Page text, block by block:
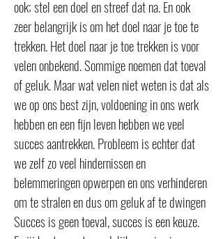
ook; stel een doel en streef dat na. En ook
zeer belangrijk is om het doel naar je toe te
trekken. Het doel naar je toe trekken is voor
velen onbekend. Sommige noemen dat toeval
of geluk. Maar wat velen niet weten is dat als
we op ons best zijn, voldoening in ons werk
hebben en een fijn leven hebben we veel
succes aantrekken. Probleem is echter dat
we zelf zo veel hindernissen en
belemmeringen opwerpen en ons verhinderen
om te stralen en dus om geluk af te dwingen
Succes is geen toeval, succes is een keuze.